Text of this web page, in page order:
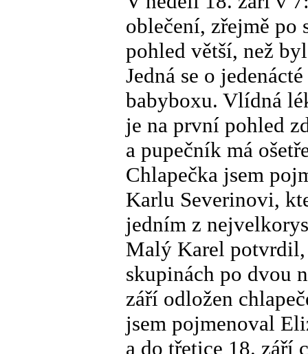
oblečení, zřejmě po
pohled větší, než
Jedná se o
babyboxu. Vlídná
je na první pohled
a pupečník má
Chlapečka jsem
Karlu Severinovi,
jedním z
Malý Karel potvrdil,
skupinách po dvou
září odložen
jsem pojmenoval
a do třetice 18. září